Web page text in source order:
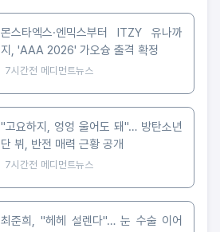
몬스타엑스·엔믹스부터 ITZY 유나까
지, 'AAA 2026' 가오슝 출격 확정
7시간전 메디먼트뉴스
"고요하지, 엉엉 울어도 돼"… 방탄소년
단 뷔, 반전 매력 근황 공개
7시간전 메디먼트뉴스
최준희, "헤헤 설렌다"… 눈 수술 이어